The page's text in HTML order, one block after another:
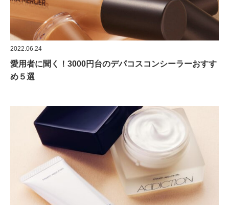
2022.06.24
愛用者に聞く！3000円台のデパコスコンシーラーおすす
め５選